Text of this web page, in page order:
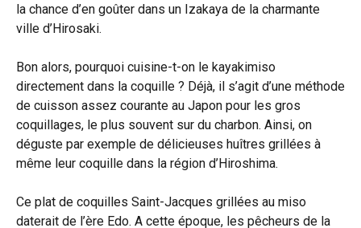
la chance d’en goûter dans un Izakaya de la charmante
ville d’Hirosaki.
Bon alors, pourquoi cuisine-t-on le kayakimiso
directement dans la coquille ? Déjà, il s’agit d’une méthode
de cuisson assez courante au Japon pour les gros
coquillages, le plus souvent sur du charbon. Ainsi, on
déguste par exemple de délicieuses huîtres grillées à
même leur coquille dans la région d’Hiroshima.
Ce plat de coquilles Saint-Jacques grillées au miso
daterait de l’ère Edo. A cette époque, les pêcheurs de la